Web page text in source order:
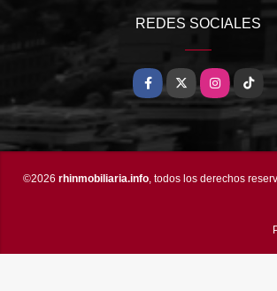
REDES SOCIALES
Facebook
X Instagram
TikTok
©2026 rhinmobiliaria.info, todos los derechos